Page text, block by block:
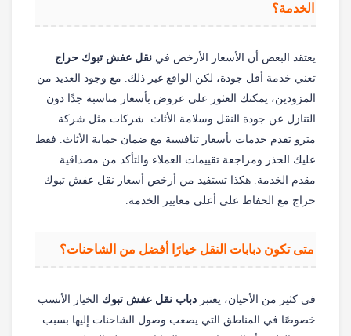
الخدمة؟
يعتقد البعض أن الأسعار الأرخص في نقل عفش تبوك حراج
تعني خدمة أقل جودة، لكن الواقع غير ذلك. مع وجود العديد من
المزودين، يمكنك العثور على عروض بأسعار مناسبة جدًا دون
التنازل عن جودة النقل وسلامة الأثاث. شركات مثل شركة
مترو تقدم خدمات بأسعار تنافسية مع ضمان حماية الأثاث. فقط
عليك الحذر ومراجعة تقييمات العملاء والتأكد من مصداقية
مقدم الخدمة. هكذا تستفيد من أرخص أسعار نقل عفش تبوك
حراج مع الحفاظ على أعلى معايير الخدمة.
متى تكون دبابات النقل خيارًا أفضل من الشاحنات؟
في كثير من الأحيان، يعتبر دباب نقل عفش تبوك الخيار الأنسب
خصوصًا في المناطق التي يصعب وصول الشاحنات إليها بسبب